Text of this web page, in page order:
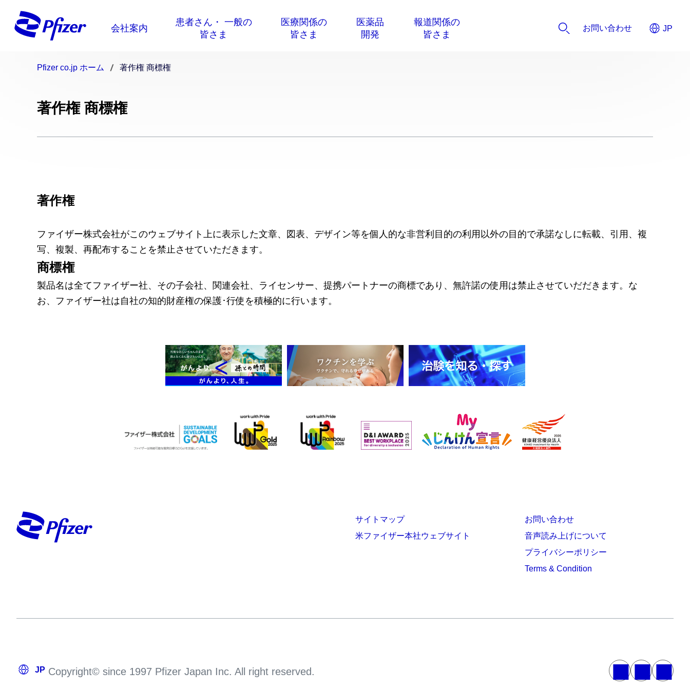
お問い合わせ
Pfizer co.jp ホーム 著作権 商標権
著作権 商標権
著作権
ファイザー株式会社がこのウェブサイト上に表示した文章、図表、デザイン等を個人的な非営利目的の利用以外の目的で承諾なしに転載、引用、複
写、複製、再配布することを禁止させていただきます。
商標権
製品名は全てファイザー社、その子会社、関連会社、ライセンサー、提携パートナーの商標であり、無許諾の使用は禁止させていだだきます。な
お、ファイザー社は自社の知的財産権の保護･行使を積極的に行います。
サイトマップ
米ファイザー本社ウェブサイト
お問い合わせ
音声読み上げについて
プライバシーポリシー
Terms & Condition
Copyright© since 1997 Pfizer Japan Inc. All right reserved.